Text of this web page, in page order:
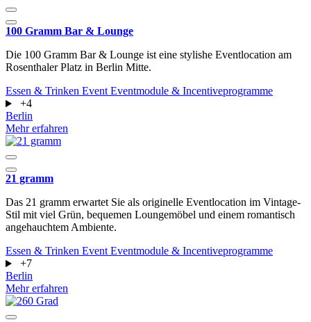
100 Gramm Bar & Lounge
Die 100 Gramm Bar & Lounge ist eine stylishe Eventlocation am
Rosenthaler Platz in Berlin Mitte.
Essen & Trinken Event Eventmodule & Incentiveprogramme
+4
Berlin
Mehr erfahren
21 gramm
Das 21 gramm erwartet Sie als originelle Eventlocation im Vintage-
Stil mit viel Grün, bequemen Loungemöbel und einem romantisch
angehauchtem Ambiente.
Essen & Trinken Event Eventmodule & Incentiveprogramme
+7
Berlin
Mehr erfahren